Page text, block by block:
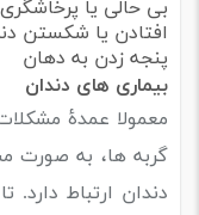
بی حالی یا
افتادن یا شکستن
پنجه زدن به دهان
بیماری های دندان
معمولا عمدۀ
گربه ها، به صورت